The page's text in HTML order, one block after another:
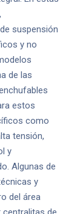
suspensión
y no
de las
estos
como
tensión,
y
Algunas de
y
del área